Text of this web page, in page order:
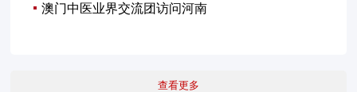
澳门中医业界交流团访问河南
查看更多